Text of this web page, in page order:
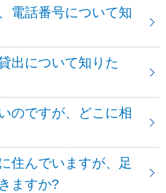
電話番号について知
出について知りた
のですが、どこに相
住んでいますが、足
ますか?